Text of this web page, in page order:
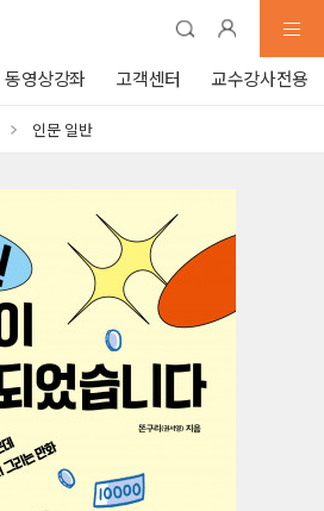
동영상강좌 고객센터 교수강사전용
인문 일반